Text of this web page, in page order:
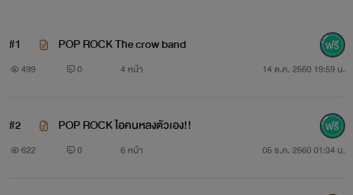
#1 POP ROCK The crow band
499 0 4 หน้า 14 ต.ค. 2560 19:59 น.
#2 POP ROCK ไอคนหลงตัวเอง!!
622 0 6 หน้า 05 ธ.ค. 2560 01:34 น.